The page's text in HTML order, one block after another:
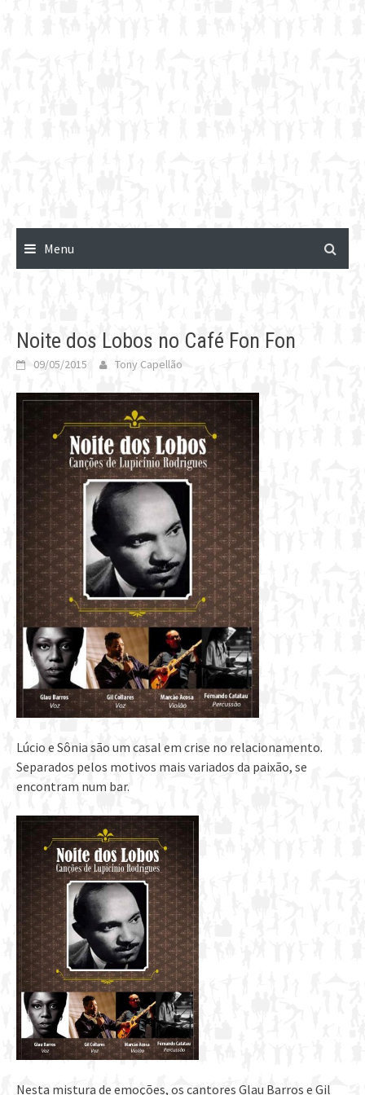
Menu
Noite dos Lobos no Café Fon Fon
09/05/2015 Tony Capellão
Lúcio e Sônia são um casal em crise no relacionamento.
Separados pelos motivos mais variados da paixão, se
encontram num bar.
Nesta mistura de emoções, os cantores Glau Barros e Gil